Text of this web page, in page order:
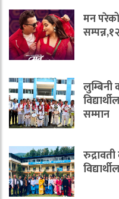
मन
लुम्बिनी
सम्मान